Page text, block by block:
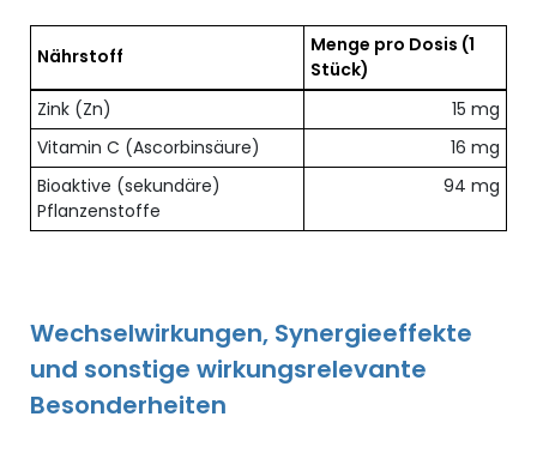
Übersicht der enthaltenen Nährstoffe pro Dosis
Nährstoff Menge pro Dosis (1
Stück)
Zink (Zn)
15 mg
Vitamin C (Ascorbinsäure)
16 mg
Bioaktive (sekundäre)
Pflanzenstoffe
94 mg
Wechselwirkungen, Synergieeffekte
und sonstige wirkungsrelevante
Besonderheiten